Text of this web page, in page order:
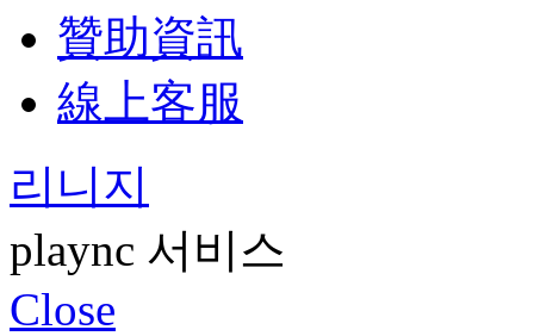
贊助資訊
線上客服
리니지
plaync 서비스
Close